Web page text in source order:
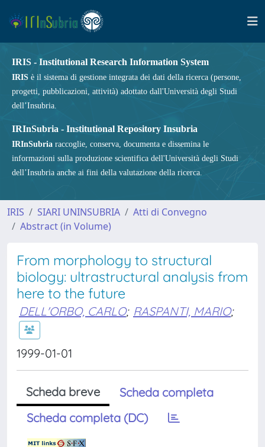
IRIS - Institutional Research Information System
IRIS è il sistema di gestione integrata dei dati della ricerca (persone,
progetti, pubblicazioni, attività) adottato dall'Università degli Studi
dell’Insubria.
IRInSubria - Institutional Repository Insubria
IRInSubria raccoglie, conserva, documenta e dissemina le
informazioni sulla produzione scientifica dell'Università degli Studi
dell’Insubria anche ai fini della valutazione della ricerca.
IRIS SIARI UNINSUBRIA
Atti di Convegno
Abstract (in Volume)
From morphology to structural
biology: ultrastructural analysis from
here to the future
DELL'ORBO, CARLO; RASPANTI, MARIO;
1999-01-01
Scheda breve
Scheda completa
Scheda completa (DC)